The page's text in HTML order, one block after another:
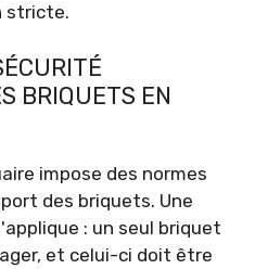
stricte.
BRIQUETS EN
impose des normes
des briquets. Une
: un seul briquet
et celui-ci doit être